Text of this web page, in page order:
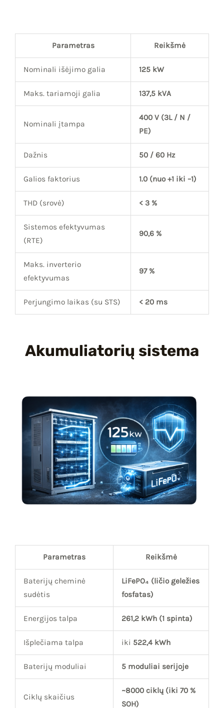
Parametras Reikšmė
Nominali išėjimo galia 125 kW
Maks. tariamoji galia 137,5 kVA
Nominali įtampa
400 V (3L / N /
PE)
Dažnis 50 / 60 Hz
Galios faktorius 1.0 (nuo +1 iki –1)
THD (srovė) < 3 %
Sistemos efektyvumas
(RTE)
90,6 %
Maks. inverterio
efektyvumas
97 %
Perjungimo laikas (su STS) < 20 ms
Akumuliatorių sistema
Parametras Reikšmė
Baterijų cheminė
sudėtis
LiFePO₄ (ličio geležies
fosfatas)
Energijos talpa 261,2 kWh (1 spinta)
Išplečiama talpa iki 522,4 kWh
Baterijų moduliai 5 moduliai serijoje
Ciklų skaičius
~8000 ciklų (iki 70 %
SOH)